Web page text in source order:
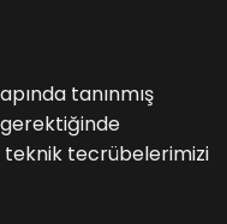
tanınmış
teknik tecrübelerimizi